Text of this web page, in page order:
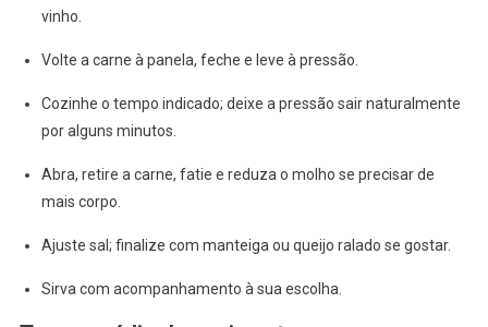
vinho.
Volte a carne à panela, feche e leve à pressão.
Cozinhe o tempo indicado; deixe a pressão sair naturalmente
por alguns minutos.
Abra, retire a carne, fatie e reduza o molho se precisar de
mais corpo.
Ajuste sal; finalize com manteiga ou queijo ralado se gostar.
Sirva com acompanhamento à sua escolha.